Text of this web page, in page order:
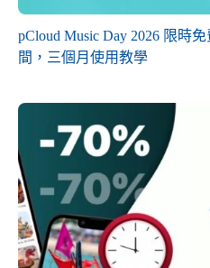
pCloud Music Day 2026 限時
間，三個月使用教學